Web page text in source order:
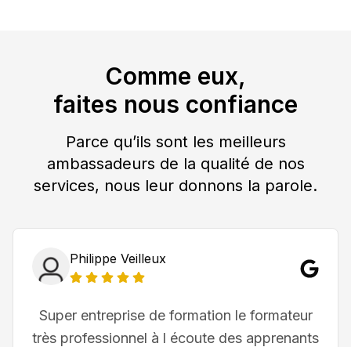
Comme eux,
faites nous confiance
Parce qu’ils sont les meilleurs
ambassadeurs de la qualité de nos
services, nous leur donnons la parole.
Philippe Veilleux
Super entreprise de formation le formateur
très professionnel à l écoute des apprenants